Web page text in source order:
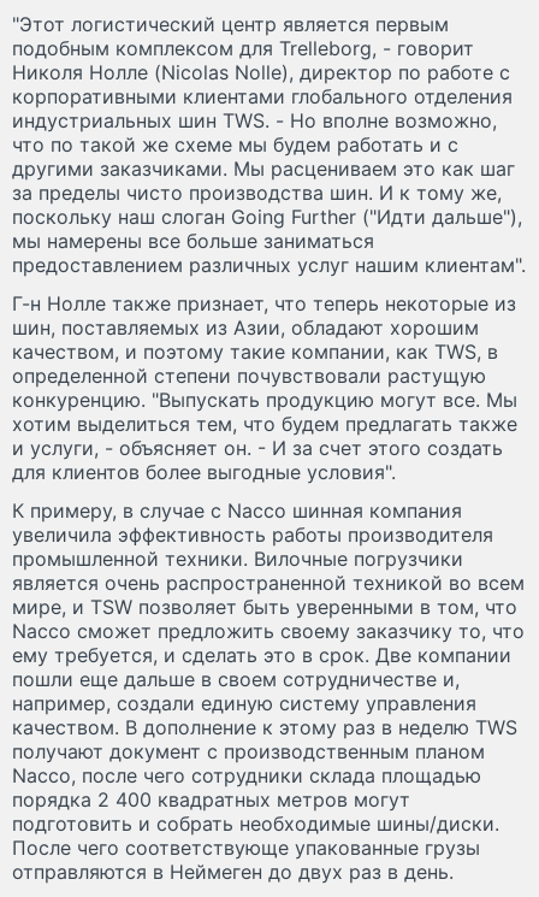
"Этот логистический центр является первым
подобным комплексом для Trelleborg, - говорит
Николя Нолле (Nicolas Nolle), директор по работе с
корпоративными клиентами глобального отделения
индустриальных шин TWS. - Но вполне возможно,
что по такой же схеме мы будем работать и с
другими заказчиками. Мы расцениваем это как шаг
за пределы чисто производства шин. И к тому же,
поскольку наш слоган Going Further ("Идти дальше"),
мы намерены все больше заниматься
предоставлением различных услуг нашим клиентам".
Г-н Нолле также признает, что теперь некоторые из
шин, поставляемых из Азии, обладают хорошим
качеством, и поэтому такие компании, как TWS, в
определенной степени почувствовали растущую
конкуренцию. "Выпускать продукцию могут все. Мы
хотим выделиться тем, что будем предлагать также
и услуги, - объясняет он. - И за счет этого создать
для клиентов более выгодные условия".
К примеру, в случае с Nacco шинная компания
увеличила эффективность работы производителя
промышленной техники. Вилочные погрузчики
является очень распространенной техникой во всем
мире, и TSW позволяет быть уверенными в том, что
Nacco сможет предложить своему заказчику то, что
ему требуется, и сделать это в срок. Две компании
пошли еще дальше в своем сотрудничестве и,
например, создали единую систему управления
качеством. В дополнение к этому раз в неделю TWS
получают документ с производственным планом
Nacco, после чего сотрудники склада площадью
порядка 2 400 квадратных метров могут
подготовить и собрать необходимые шины/диски.
После чего соответствующе упакованные грузы
отправляются в Неймеген до двух раз в день.